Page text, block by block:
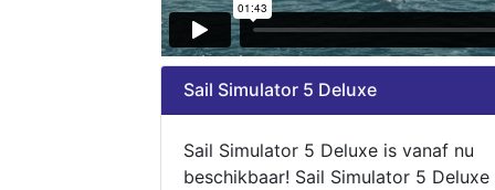
Sail Simulator 5 Deluxe
Sail Simulator 5 Deluxe is vanaf nu
beschikbaar! Sail Simulator 5